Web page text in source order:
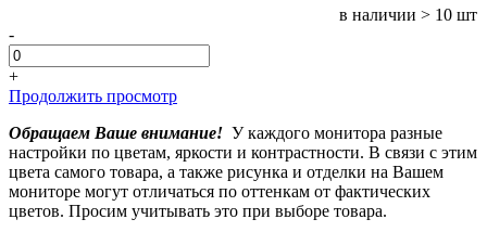
в наличии > 10 шт
-
+
Продолжить просмотр
Обращаем Ваше внимание! У каждого монитора разные
настройки по цветам, яркости и контрастности. В связи с этим
цвета самого товара, а также рисунка и отделки на Вашем
мониторе могут отличаться по оттенкам от фактических
цветов. Просим учитывать это при выборе товара.